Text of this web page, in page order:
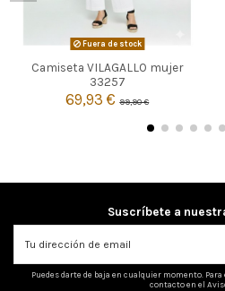
Fuera de stock
Camiseta VILAGALLO mujer
33257
69,93 €99,90 €
 Agotado
Suscríbete a
Puedes darte de baja en cualquier momento.
contacto en el